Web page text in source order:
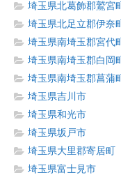
埼玉県北葛飾郡鷲宮町
埼玉県北足立郡伊奈町
埼玉県南埼玉郡宮代町
埼玉県南埼玉郡白岡町
埼玉県南埼玉郡菖蒲町
埼玉県吉川市
埼玉県和光市
埼玉県坂戸市
埼玉県大里郡寄居町
埼玉県富士見市